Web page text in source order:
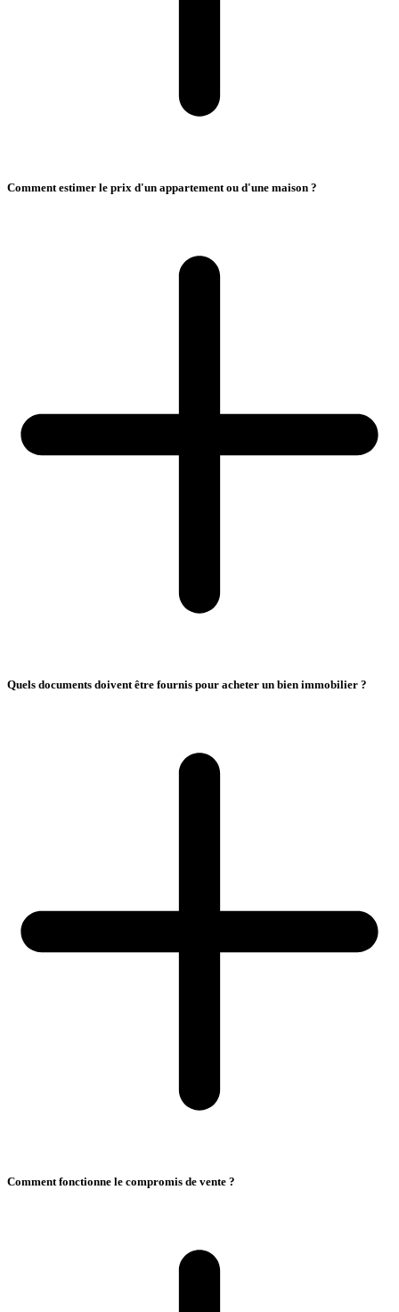
Comment estimer le prix d'un appartement ou d'une maison ?
Quels documents doivent être fournis pour acheter un bien immobilier ?
Comment fonctionne le compromis de vente ?